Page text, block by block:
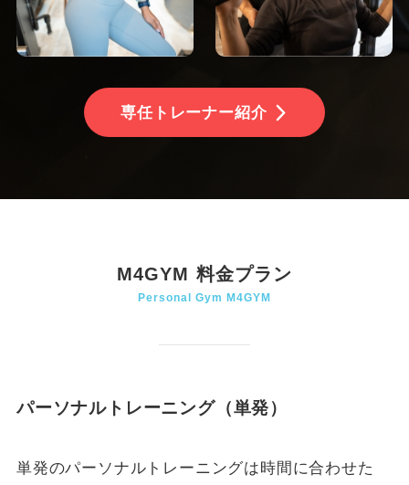
専任トレーナー紹介
M4GYM 料金プラン
Personal Gym M4GYM
パーソナルトレーニング（単発）
単発のパーソナルトレーニングは時間に合わせた